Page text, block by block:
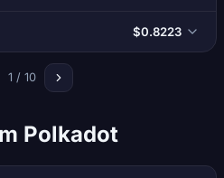
$0.8223
1 / 10
Polkadot